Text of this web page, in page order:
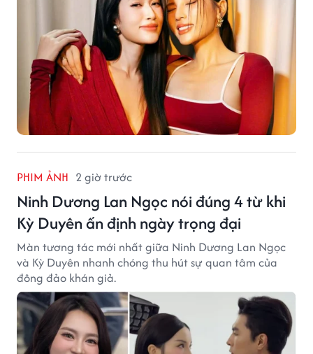
PHIM ẢNH 2 giờ trước
Ninh Dương Lan Ngọc nói đúng 4 từ khi
Kỳ Duyên ấn định ngày trọng đại
Màn tương tác mới nhất giữa Ninh Dương Lan Ngọc
và Kỳ Duyên nhanh chóng thu hút sự quan tâm của
đông đảo khán giả.